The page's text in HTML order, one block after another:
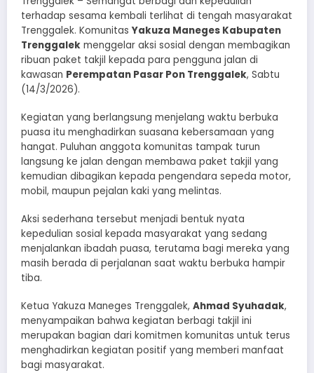
terhadap sesama kembali terlihat di tengah masyarakat
Trenggalek. Komunitas Yakuza Maneges Kabupaten
Trenggalek menggelar aksi sosial dengan membagikan
ribuan paket takjil kepada para pengguna jalan di
kawasan Perempatan Pasar Pon Trenggalek, Sabtu
(14/3/2026).
Kegiatan yang berlangsung menjelang waktu berbuka
puasa itu menghadirkan suasana kebersamaan yang
hangat. Puluhan anggota komunitas tampak turun
langsung ke jalan dengan membawa paket takjil yang
kemudian dibagikan kepada pengendara sepeda motor,
mobil, maupun pejalan kaki yang melintas.
Aksi sederhana tersebut menjadi bentuk nyata
kepedulian sosial kepada masyarakat yang sedang
menjalankan ibadah puasa, terutama bagi mereka yang
masih berada di perjalanan saat waktu berbuka hampir
tiba.
Ketua Yakuza Maneges Trenggalek, Ahmad Syuhadak,
menyampaikan bahwa kegiatan berbagi takjil ini
merupakan bagian dari komitmen komunitas untuk terus
menghadirkan kegiatan positif yang memberi manfaat
bagi masyarakat.